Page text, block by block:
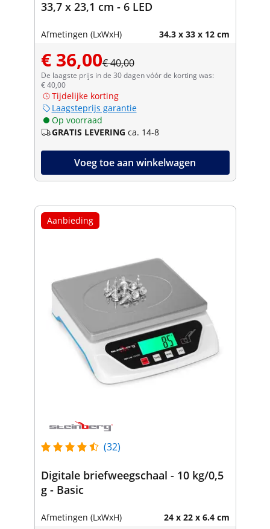
33,7 x 23,1 cm - 6 LED
Afmetingen (LxWxH) 34.3 x 33 x 12 cm
€ 36,00€ 40,00
De laagste prijs in de 30 dagen vóór de korting was:
€ 40,00
Tijdelijke korting
Laagsteprijs garantie
Op voorraad
GRATIS LEVERING ca. 14-8
Voeg toe aan winkelwagen
Aanbieding
(32)
Digitale briefweegschaal - 10 kg/0,5
g - Basic
Afmetingen (LxWxH) 24 x 22 x 6.4 cm